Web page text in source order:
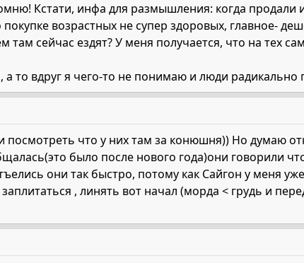
Кстати, инфа для размышления: когда продали
возрастных не супер здоровых, главное-
сейчас ездят? У меня получается, что на тех
то вдруг я чего-то не понимаю и люди радикально
посмотреть что у них там за конюшня)) Но думаю
было после нового года)они говорили
они так быстро, потому как Сайгон у меня
, линять вот начал (морда < грудь и